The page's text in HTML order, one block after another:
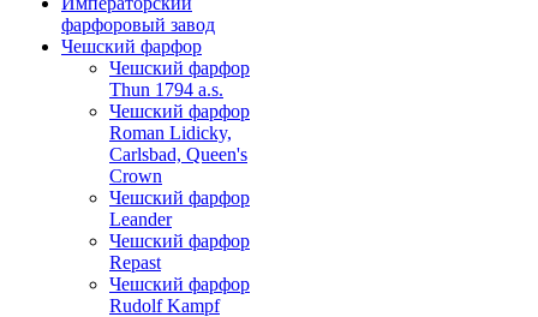
фарфоровый завод
Чешский фарфор
Чешский фарфор
Thun 1794 a.s.
Чешский фарфор
Roman Lidicky,
Carlsbad, Queen's
Crown
Чешский фарфор
Leander
Чешский фарфор
Repast
Чешский фарфор
Rudolf Kampf